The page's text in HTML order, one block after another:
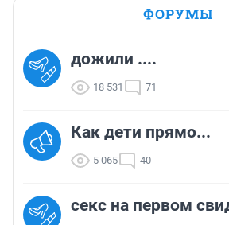
ФОРУМЫ
дожили ....
18 531 71
Как дети прямо...
5 065 40
секс на первом